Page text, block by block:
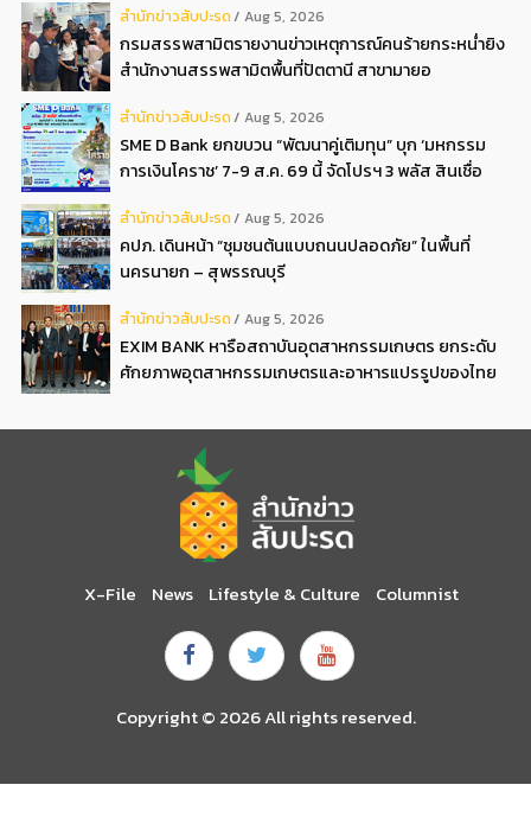
อิสลามแห่งอนาคต
สํานักข่าวสับปะรด Aug 5, 2026
กรมสรรพสามิตรายงานข่าวเหตุการณ์คนร้ายกระหน่ำยิง
สำนักงานสรรพสามิตพื้นที่ปัตตานี สาขามายอ
สํานักข่าวสับปะรด Aug 5, 2026
SME D Bank ยกขบวน “พัฒนาคู่เติมทุน” บุก ‘มหกรรม
การเงินโคราช’ 7-9 ส.ค. 69 นี้ จัดโปรฯ 3 พลัส สินเชื่อ
สํานักข่าวสับปะรด Aug 5, 2026
คปภ. เดินหน้า “ชุมชนต้นแบบถนนปลอดภัย” ในพื้นที่
นครนายก – สุพรรณบุรี
สํานักข่าวสับปะรด Aug 5, 2026
EXIM BANK หารือสถาบันอุตสาหกรรมเกษตร ยกระดับ
ศักยภาพอุตสาหกรรมเกษตรและอาหารแปรรูปของไทย
X-File News Lifestyle & Culture Columnist
Copyright © 2026 All rights reserved.